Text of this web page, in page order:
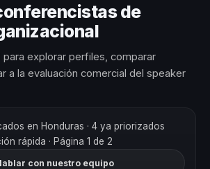
de
explorar perfiles, comparar
a la evaluación comercial del speaker
en Honduras · 4 ya priorizados
rápida · Página 1 de 2
con nuestro equipo